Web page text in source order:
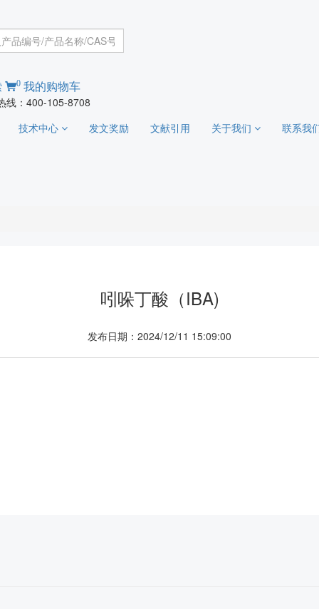
0我的购物车
线：400-105-8708
技术中心
发文奖励 文献引用 关于我们 联系我
吲哚丁酸（IBA)
发布日期：2024/12/11 15:09:00